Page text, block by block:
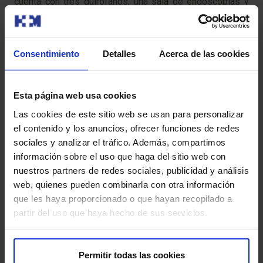
Consentimiento Detalles Acerca de las cookies
Esta página web usa cookies
Las cookies de este sitio web se usan para personalizar
el contenido y los anuncios, ofrecer funciones de redes
sociales y analizar el tráfico. Además, compartimos
información sobre el uso que haga del sitio web con
nuestros partners de redes sociales, publicidad y análisis
web, quienes pueden combinarla con otra información
que les haya proporcionado o que hayan recopilado a
partir del uso que haya hecho de sus servicios.
Permitir todas las cookies
tecnología de última generación.
También te puede interesar